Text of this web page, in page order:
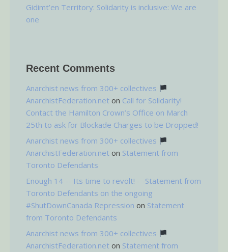
Gidimt’en Territory: Solidarity is inclusive: We are
one
Recent Comments
Anarchist news from 300+ collectives
AnarchistFederation.neton Call for Solidarity!
Contact the Hamilton Crown’s Office on March
25th to ask for Blockade Charges to be Dropped!
Anarchist news from 300+ collectives
AnarchistFederation.neton Statement from
Toronto Defendants
Enough 14 -- Its time to revolt! - -Statement from
Toronto Defendants on the ongoing
#ShutDownCanada Repression on Statement
from Toronto Defendants
Anarchist news from 300+ collectives
AnarchistFederation.neton Statement from